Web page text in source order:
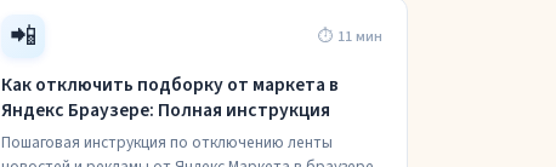
📲 ⏱ 11 мин
Как отключить подборку от маркета в
Яндекс Браузере: Полная инструкция
Пошаговая инструкция по отключению ленты